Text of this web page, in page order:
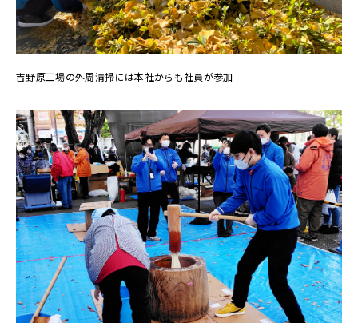
吉野原工場の外周清掃には本社からも社員が参加